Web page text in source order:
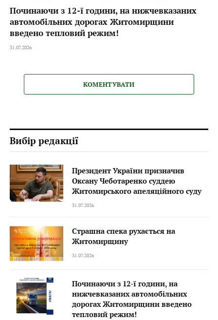
Починаючи з 12-ї години, на нижчевказаних
автомобільних дорогах Житомирщини
введено тепловий режим!
31.07.2026
КОМЕНТУВАТИ
Вибір редакції
Президент України призначив
Оксану Чеботаренко суддею
Житомирського апеляційного суду
31.07.2026
Страшна спека рухається на
Житомирщину
31.07.2026
Починаючи з 12-ї години, на
нижчевказаних автомобільних
дорогах Житомирщини введено
тепловий режим!